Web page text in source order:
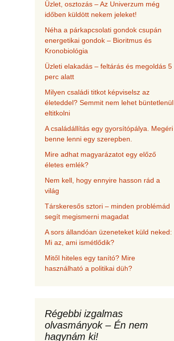
Üzlet, osztozás – Az Univerzum még
időben küldött nekem jeleket!
Néha a párkapcsolati gondok csupán
energetikai gondok – Bioritmus és
Kronobiológia
Üzleti elakadás – feltárás és megoldás 5
perc alatt
Milyen családi titkot képviselsz az
életeddel? Semmit nem lehet büntetlenül
eltitkolni
A családállítás egy gyorsítópálya. Megéri
benne lenni egy szerepben.
Mire adhat magyarázatot egy előző
életes emlék?
Nem kell, hogy ennyire hasson rád a
világ
Társkeresős sztori – minden problémád
segít megismerni magadat
A sors állandóan üzeneteket küld neked:
Mi az, ami ismétlődik?
Mitől hiteles egy tanító? Mire
használható a politikai düh?
Régebbi izgalmas
olvasmányok – Én nem
hagynám ki!